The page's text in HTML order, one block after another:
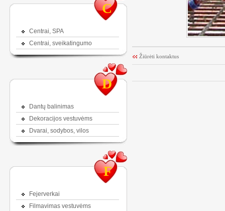
C
Centrai, SPA
Centrai, sveikatingumo
D
Dantų balinimas
Dekoracijos vestuvėms
Dvarai, sodybos, vilos
F
Fejerverkai
Filmavimas vestuvėms
Žiūrėti kontaktus